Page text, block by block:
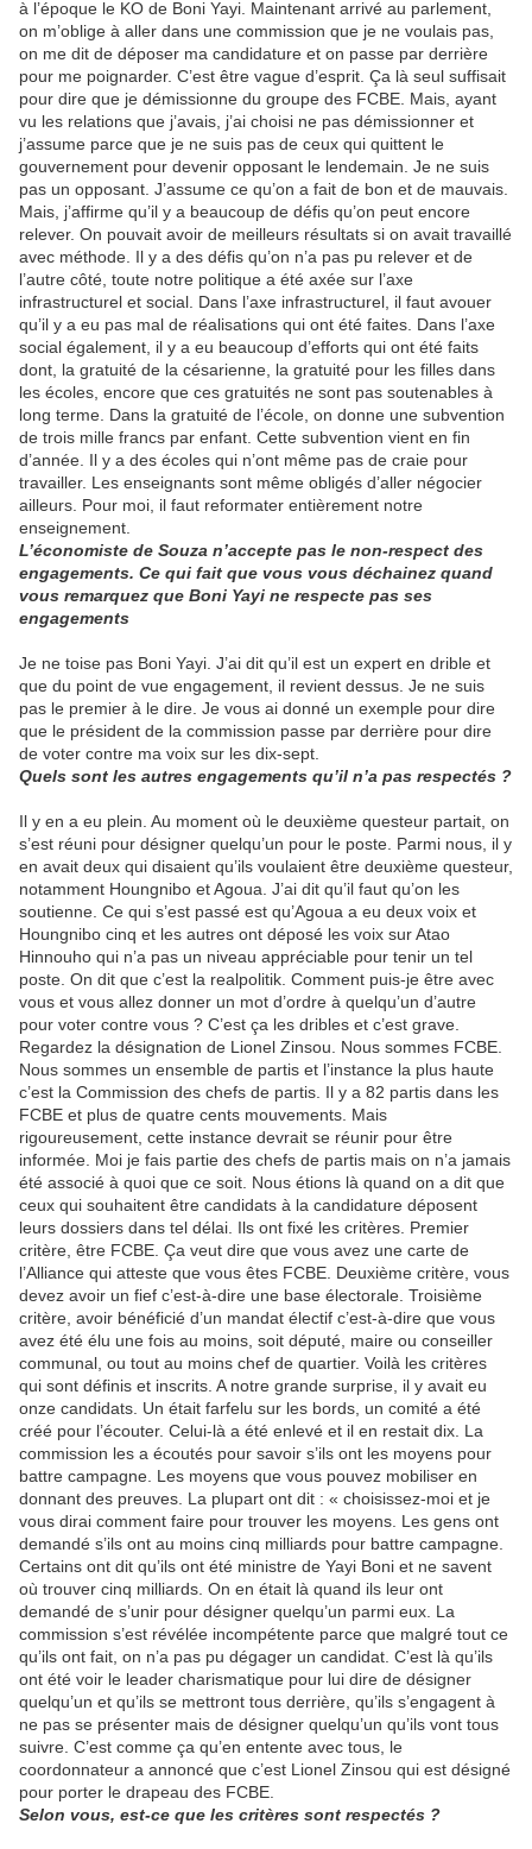
à l’époque le KO de Boni Yayi. Maintenant arrivé au parlement,
on m’oblige à aller dans une commission que je ne voulais pas,
on me dit de déposer ma candidature et on passe par derrière
pour me poignarder. C’est être vague d’esprit. Ça là seul suffisait
pour dire que je démissionne du groupe des FCBE. Mais, ayant
vu les relations que j’avais, j’ai choisi ne pas démissionner et
j’assume parce que je ne suis pas de ceux qui quittent le
gouvernement pour devenir opposant le lendemain. Je ne suis
pas un opposant. J’assume ce qu’on a fait de bon et de mauvais.
Mais, j’affirme qu’il y a beaucoup de défis qu’on peut encore
relever. On pouvait avoir de meilleurs résultats si on avait travaillé
avec méthode. Il y a des défis qu’on n’a pas pu relever et de
l’autre côté, toute notre politique a été axée sur l’axe
infrastructurel et social. Dans l’axe infrastructurel, il faut avouer
qu’il y a eu pas mal de réalisations qui ont été faites. Dans l’axe
social également, il y a eu beaucoup d’efforts qui ont été faits
dont, la gratuité de la césarienne, la gratuité pour les filles dans
les écoles, encore que ces gratuités ne sont pas soutenables à
long terme. Dans la gratuité de l’école, on donne une subvention
de trois mille francs par enfant. Cette subvention vient en fin
d’année. Il y a des écoles qui n’ont même pas de craie pour
travailler. Les enseignants sont même obligés d’aller négocier
ailleurs. Pour moi, il faut reformater entièrement notre
enseignement.
L’économiste de Souza n’accepte pas le non-respect des
engagements. Ce qui fait que vous vous déchainez quand
vous remarquez que Boni Yayi ne respecte pas ses
engagements
Je ne toise pas Boni Yayi. J’ai dit qu’il est un expert en drible et
que du point de vue engagement, il revient dessus. Je ne suis
pas le premier à le dire. Je vous ai donné un exemple pour dire
que le président de la commission passe par derrière pour dire
de voter contre ma voix sur les dix-sept.
Quels sont les autres engagements qu’il n’a pas respectés ?
Il y en a eu plein. Au moment où le deuxième questeur partait, on
s’est réuni pour désigner quelqu’un pour le poste. Parmi nous, il y
en avait deux qui disaient qu’ils voulaient être deuxième questeur,
notamment Houngnibo et Agoua. J’ai dit qu’il faut qu’on les
soutienne. Ce qui s’est passé est qu’Agoua a eu deux voix et
Houngnibo cinq et les autres ont déposé les voix sur Atao
Hinnouho qui n’a pas un niveau appréciable pour tenir un tel
poste. On dit que c’est la realpolitik. Comment puis-je être avec
vous et vous allez donner un mot d’ordre à quelqu’un d’autre
pour voter contre vous ? C’est ça les dribles et c’est grave.
Regardez la désignation de Lionel Zinsou. Nous sommes FCBE.
Nous sommes un ensemble de partis et l’instance la plus haute
c’est la Commission des chefs de partis. Il y a 82 partis dans les
FCBE et plus de quatre cents mouvements. Mais
rigoureusement, cette instance devrait se réunir pour être
informée. Moi je fais partie des chefs de partis mais on n’a jamais
été associé à quoi que ce soit. Nous étions là quand on a dit que
ceux qui souhaitent être candidats à la candidature déposent
leurs dossiers dans tel délai. Ils ont fixé les critères. Premier
critère, être FCBE. Ça veut dire que vous avez une carte de
l’Alliance qui atteste que vous êtes FCBE. Deuxième critère, vous
devez avoir un fief c’est-à-dire une base électorale. Troisième
critère, avoir bénéficié d’un mandat électif c’est-à-dire que vous
avez été élu une fois au moins, soit député, maire ou conseiller
communal, ou tout au moins chef de quartier. Voilà les critères
qui sont définis et inscrits. A notre grande surprise, il y avait eu
onze candidats. Un était farfelu sur les bords, un comité a été
créé pour l’écouter. Celui-là a été enlevé et il en restait dix. La
commission les a écoutés pour savoir s’ils ont les moyens pour
battre campagne. Les moyens que vous pouvez mobiliser en
donnant des preuves. La plupart ont dit : « choisissez-moi et je
vous dirai comment faire pour trouver les moyens. Les gens ont
demandé s’ils ont au moins cinq milliards pour battre campagne.
Certains ont dit qu’ils ont été ministre de Yayi Boni et ne savent
où trouver cinq milliards. On en était là quand ils leur ont
demandé de s’unir pour désigner quelqu’un parmi eux. La
commission s’est révélée incompétente parce que malgré tout ce
qu’ils ont fait, on n’a pas pu dégager un candidat. C’est là qu’ils
ont été voir le leader charismatique pour lui dire de désigner
quelqu’un et qu’ils se mettront tous derrière, qu’ils s’engagent à
ne pas se présenter mais de désigner quelqu’un qu’ils vont tous
suivre. C’est comme ça qu’en entente avec tous, le
coordonnateur a annoncé que c’est Lionel Zinsou qui est désigné
pour porter le drapeau des FCBE.
Selon vous, est-ce que les critères sont respectés ?